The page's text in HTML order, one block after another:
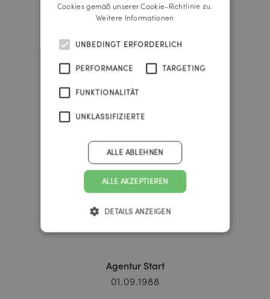
3
hours
12
minutes
27
seconds
Agentur Start
01.09.1988
Cookies gemäß unserer Cookie-Richtlinie zu.
Weitere Informationen
UNBEDINGT ERFORDERLICH
PERFORMANCE TARGETING
FUNKTIONALITÄT
UNKLASSIFIZIERTE
ALLE AKZEPTIEREN
ALLE ABLEHNEN
DETAILS ANZEIGEN